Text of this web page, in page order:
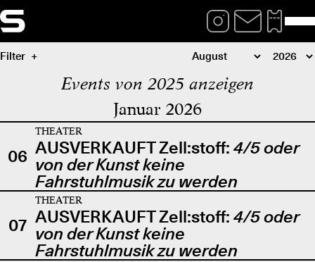
Filter
Events von 2025 anzeigen
Januar 2026
06
THEATER
AUSVERKAUFT Zell:stoff: 4/5 oder
von der Kunst keine
Fahrstuhlmusik zu werden
07
THEATER
AUSVERKAUFT Zell:stoff: 4/5 oder
von der Kunst keine
Fahrstuhlmusik zu werden